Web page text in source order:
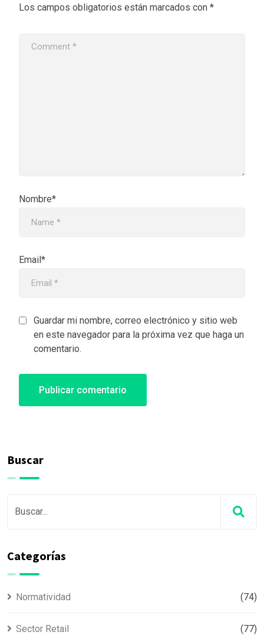
Los campos obligatorios están marcados con *
Nombre*
Email*
Guardar mi nombre, correo electrónico y sitio web
en este navegador para la próxima vez que haga un
comentario.
Buscar
Categorías
Normatividad (74)
Sector Retail (77)